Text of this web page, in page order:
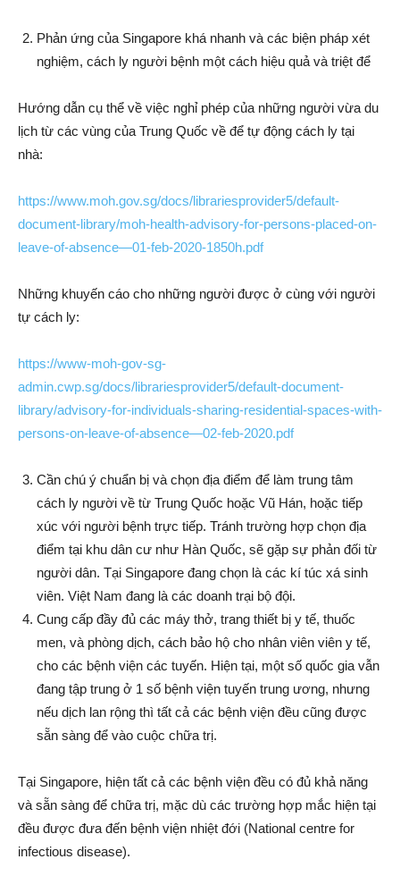
Phản ứng của Singapore khá nhanh và các biện pháp xét
nghiệm, cách ly người bệnh một cách hiệu quả và triệt để
Hướng dẫn cụ thể về việc nghỉ phép của những người vừa du
lịch từ các vùng của Trung Quốc về để tự động cách ly tại
nhà:
https://www.moh.gov.sg/docs/librariesprovider5/default-
document-library/moh-health-advisory-for-persons-placed-on-
leave-of-absence—01-feb-2020-1850h.pdf
Những khuyến cáo cho những người được ở cùng với người
tự cách ly:
https://www-moh-gov-sg-
admin.cwp.sg/docs/librariesprovider5/default-document-
library/advisory-for-individuals-sharing-residential-spaces-with-
persons-on-leave-of-absence—02-feb-2020.pdf
Cần chú ý chuẩn bị và chọn địa điểm để làm trung tâm
cách ly người về từ Trung Quốc hoặc Vũ Hán, hoặc tiếp
xúc với người bệnh trực tiếp. Tránh trường hợp chọn địa
điểm tại khu dân cư như Hàn Quốc, sẽ gặp sự phản đối từ
người dân. Tại Singapore đang chọn là các kí túc xá sinh
viên. Việt Nam đang là các doanh trại bộ đội.
Cung cấp đầy đủ các máy thở, trang thiết bị y tế, thuốc
men, và phòng dịch, cách bảo hộ cho nhân viên viên y tế,
cho các bệnh viện các tuyến. Hiện tại, một số quốc gia vẫn
đang tập trung ở 1 số bệnh viện tuyến trung ương, nhưng
nếu dịch lan rộng thì tất cả các bệnh viện đều cũng được
sẵn sàng để vào cuộc chữa trị.
Tại Singapore, hiện tất cả các bệnh viện đều có đủ khả năng
và sẵn sàng để chữa trị, mặc dù các trường hợp mắc hiện tại
đều được đưa đến bệnh viện nhiệt đới (National centre for
infectious disease).